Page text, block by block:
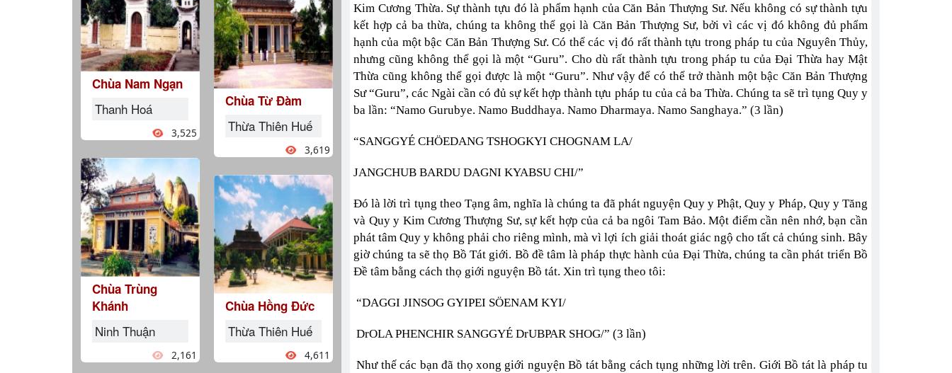
Chùa Nam Ngạn
Thanh Hoá
3,525
Chùa Trùng
Khánh
Ninh Thuận
2,161
Chùa Từ Đàm
Thừa Thiên Huế
3,619
Chùa Hồng Đức
Thừa Thiên Huế
4,611
Kim Cương Thừa. Sự thành tựu đó là phẩm hạnh của Căn Bản Thượng Sư. Nếu không có sự thành tựu
kết hợp cả ba thừa, chúng ta không thể gọi là Căn Bản Thượng Sư, bởi vì các vị đó không đủ phẩm
hạnh của một bậc Căn Bản Thượng Sư. Có thể các vị đó rất thành tựu trong pháp tu của Nguyên Thủy,
nhưng cũng không thể gọi là một “Guru”. Cho dù rất thành tựu trong pháp tu của Đại Thừa hay Mật
Thừa cũng không thể gọi được là một “Guru”. Như vậy để có thể trở thành một bậc Căn Bản Thượng
Sư “Guru”, các Ngài cần có đủ sự kết hợp thành tựu pháp tu của cả ba Thừa. Chúng ta sẽ trì tụng Quy y
ba lần: “Namo Gurubye. Namo Buddhaya. Namo Dharmaya. Namo Sanghaya.” (3 lần)
“SANGGYÉ CHÖEDANG TSHOGKYI CHOGNAM LA/
JANGCHUB BARDU DAGNI KYABSU CHI/”
Đó là lời trì tụng theo Tạng âm, nghĩa là chúng ta đã phát nguyện Quy y Phật, Quy y Pháp, Quy y Tăng
và Quy y Kim Cương Thượng Sư, sự kết hợp của cả ba ngôi Tam Bảo. Một điểm cần nên nhớ, bạn cần
phát tâm Quy y không phải cho riêng mình, mà vì lợi ích giải thoát giác ngộ cho tất cả chúng sinh. Bây
giờ chúng ta sẽ thọ Bồ Tát giới. Bồ đề tâm là pháp thực hành của Đại Thừa, chúng ta cần phát triển Bồ
Đề tâm bằng cách thọ giới nguyện Bồ tát. Xin trì tụng theo tôi:
“DAGGI JINSOG GYIPEI SÖENAM KYI/
DrOLA PHENCHIR SANGGYÉ DrUBPAR SHOG/” (3 lần)
Như thế các bạn đã thọ xong giới nguyện Bồ tát bằng cách tụng những lời trên. Giới Bồ tát là pháp tu